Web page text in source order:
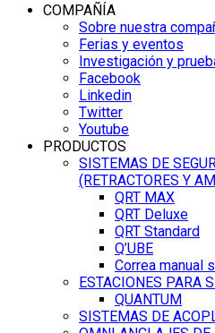
COMPAÑÍA
Sobre nuestra
Ferias y eventos
Investigación y
Facebook
Linkedin
Twitter
Youtube
PRODUCTOS
SISTEMAS DE
(RETRACTORES Y
QRT MAX
QRT Deluxe
QRT Standard
Q’UBE
Correa manual
ESTACIONES PARA
QUANTUM
SISTEMAS DE